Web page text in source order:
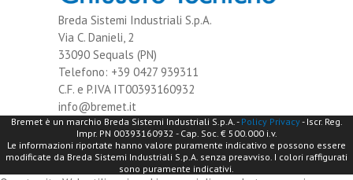
Breda Sistemi Industriali S.p.A.
Via C. Danieli, 2
33090 Sequals (PN)
Telefono: +39 0427 939311
C.F. e P.IVA IT00393160932
info@bremet.it
Bremet è un marchio Breda Sistemi Industriali S.p.A. - Policy Privacy- Iscr. Reg.
Impr. PN 00393160932 - Cap. Soc. € 500.000 i.v.
Le informazioni riportate hanno valore puramente indicativo e possono essere
modificate da Breda Sistemi Industriali S.p.A. senza preavviso. I colori raffigurati
sono puramente indicativi.